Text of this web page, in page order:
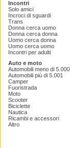
Incontri
Solo amici
Incroci di sguardi
Trans
Donna cerca uomo
Donna cerca donna
Uomo cerca donna
Uomo cerca uomo
Incontri per adulti
Auto e moto
Automobili meno di 5.000
Automobili più di 5.001
Camper
Fuoristrada
Moto
Scooter
Biciclette
Nautica
Ricambi e accessori
Altro